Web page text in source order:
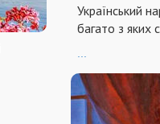
Український
багато з яких
...